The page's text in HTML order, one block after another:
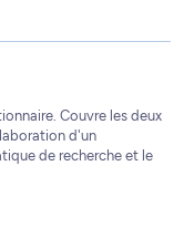
Couvre les deux
d'un
de recherche et le